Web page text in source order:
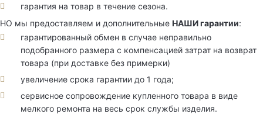
гарантия на товар в течение сезона.
НО мы предоставляем и дополнительные НАШИ гарантии:
гарантированный обмен в случае неправильно
подобранного размера с компенсацией затрат на возврат
товара (при доставке без примерки)
увеличение срока гарантии до 1 года;
сервисное сопровождение купленного товара в виде
мелкого ремонта на весь срок службы изделия.